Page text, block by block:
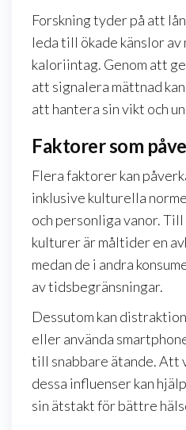
Forskning tyder på att
leda till ökade känslor av
kaloriintag. Genom att
att signalera mättnad
att hantera sin vikt och
Faktorer som
Flera faktorer kan
inklusive kulturella
och personliga vanor. Till
kulturer är måltider en
medan de i andra
av tidsbegränsningar.
Dessutom kan
eller använda
till snabbare ätande. Att
dessa influenser kan
sin ätstakt för bättre